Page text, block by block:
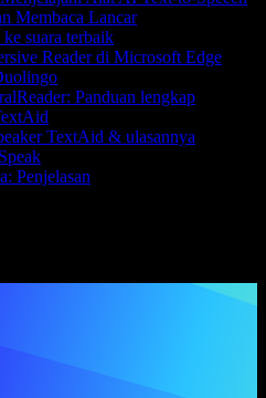
Membaca Lancar
suara terbaik
Reader di Microsoft Edge
Panduan lengkap
TextAid & ulasannya
Penjelasan